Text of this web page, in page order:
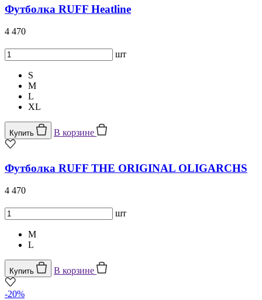
Футболка RUFF Heatline
4 470
шт
S
M
L
XL
Купить В корзине
Футболка RUFF THE ORIGINAL OLIGARCHS
4 470
шт
M
L
Купить В корзине
-20%